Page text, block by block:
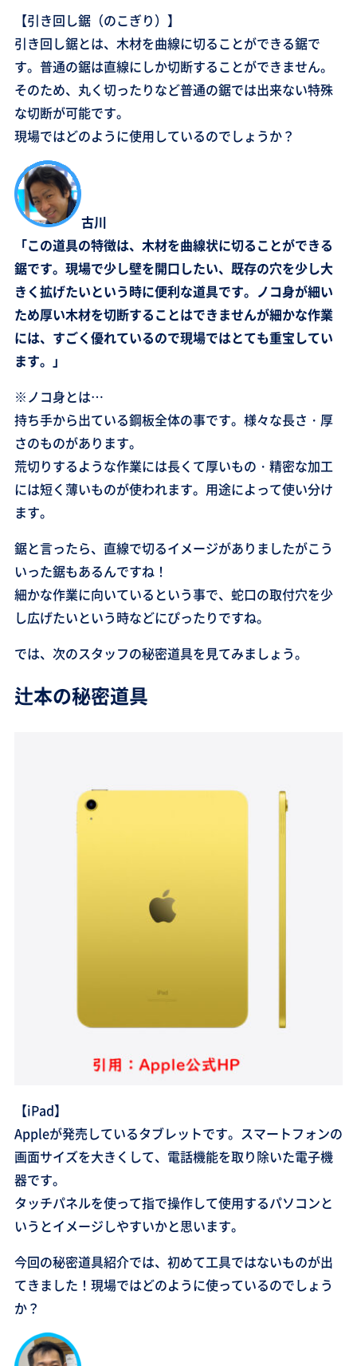
【引き回し鋸（のこぎり）】
引き回し鋸とは、木材を曲線に切ることができる鋸で
す。普通の鋸は直線にしか切断することができません。
そのため、丸く切ったりなど普通の鋸では出来ない特殊
な切断が可能です。
現場ではどのように使用しているのでしょうか？
古川
「この道具の特徴は、木材を曲線状に切ることができる
鋸です。現場で少し壁を開口したい、既存の穴を少し大
きく拡げたいという時に便利な道具です。ノコ身が細い
ため厚い木材を切断することはできませんが細かな作業
には、すごく優れているので現場ではとても重宝してい
ます。」
※ノコ身とは…
持ち手から出ている鋼板全体の事です。様々な長さ・厚
さのものがあります。
荒切りするような作業には長くて厚いもの・精密な加工
には短く薄いものが使われます。用途によって使い分け
ます。
鋸と言ったら、直線で切るイメージがありましたがこう
いった鋸もあるんですね！
細かな作業に向いているという事で、蛇口の取付穴を少
し広げたいという時などにぴったりですね。
では、次のスタッフの秘密道具を見てみましょう。
辻本の秘密道具
【iPad】
Appleが発売しているタブレットです。スマートフォンの
画面サイズを大きくして、電話機能を取り除いた電子機
器です。
タッチパネルを使って指で操作して使用するパソコンと
いうとイメージしやすいかと思います。
今回の秘密道具紹介では、初めて工具ではないものが出
てきました！現場ではどのように使っているのでしょう
か？